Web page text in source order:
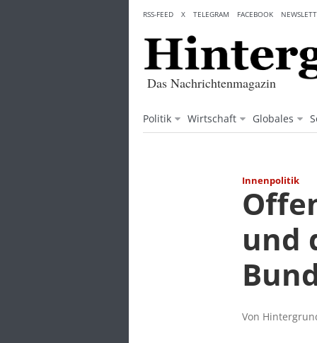
content
Das Nachrichtenmagazin
Politik Wirtschaft Globales
RSS-FEED X TELEGRAM FACEBOOK
Innenpolitik
und
Von